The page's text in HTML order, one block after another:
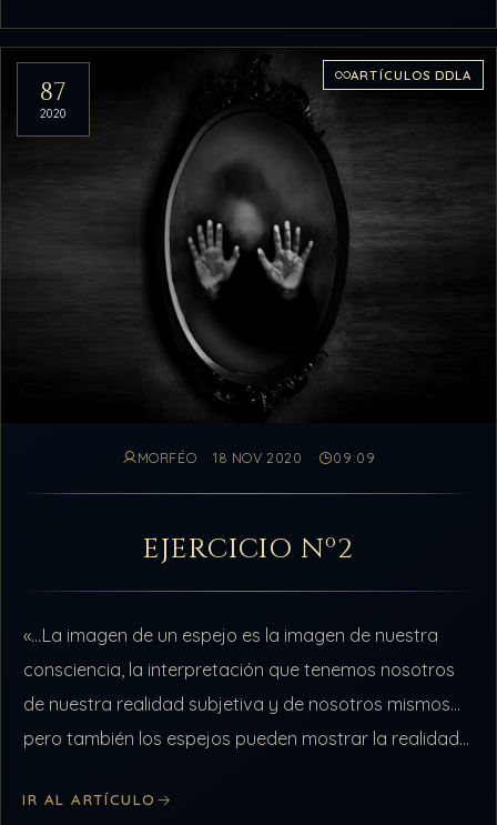
87
2020
ARTÍCULOS DDLA
MORFÉO 18 NOV 2020 09:09
EJERCICIO Nº2
«…La imagen de un espejo es la imagen de nuestra
consciencia, la interpretación que tenemos nosotros
de nuestra realidad subjetiva y de nosotros mismos…
pero también los espejos pueden mostrar la realidad
IR AL ARTÍCULO